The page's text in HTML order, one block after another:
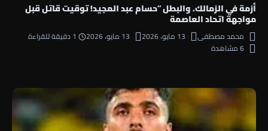
أزمة في الزمالك. والبطل “حسام عبد المجيد! توقيت قاتل قبل
مواجهة اتحاد العاصمة
محمد مصطفى 13 مايو، 2026 13 مايو، 2026
1 دقيقة للقراءة
6 مشاهدة